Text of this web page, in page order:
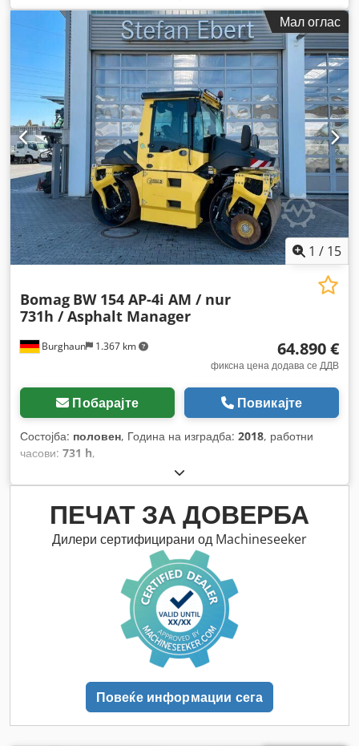
Мал оглас
1 / 15
Burghaun 1.367 km
Bomag BW 154 AP-4i AM / nur
731h / Asphalt Manager
64.890 €
фиксна цена додава се ДДВ
Побарајте Повикајте
Состојба: половен, Година на изградба: 2018, работни
часови: 731 h,
ПЕЧАТ ЗА ДОВЕРБА
Дилери сертифицирани од Machineseeker
Повеќе информации сега